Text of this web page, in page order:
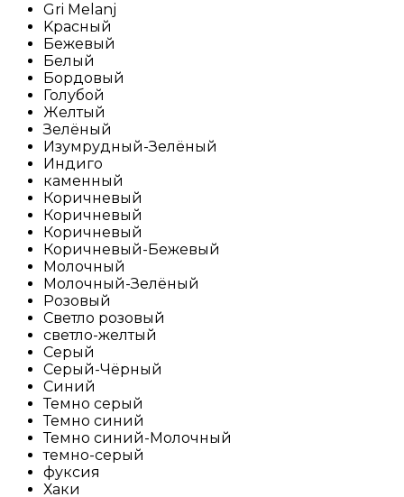
Gri Melanj
Kрасный
Бежевый
Белый
Бордовый
Голубой
Желтый
Зелёный
Изумрудный-Зелёный
Индиго
каменный
Коричневый
Коричневый
Коричневый
Коричневый-Бежевый
Молочный
Молочный-Зелёный
Розовый
Светло розовый
светло-желтый
Серый
Серый-Чёрный
Синий
Темно серый
Темно синий
Темно синий-Молочный
темно-серый
фуксия
Хаки